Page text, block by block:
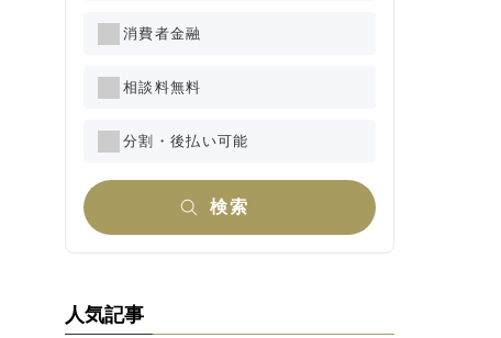
消費者金融
相談料無料
分割・後払い可能
検索
人気記事